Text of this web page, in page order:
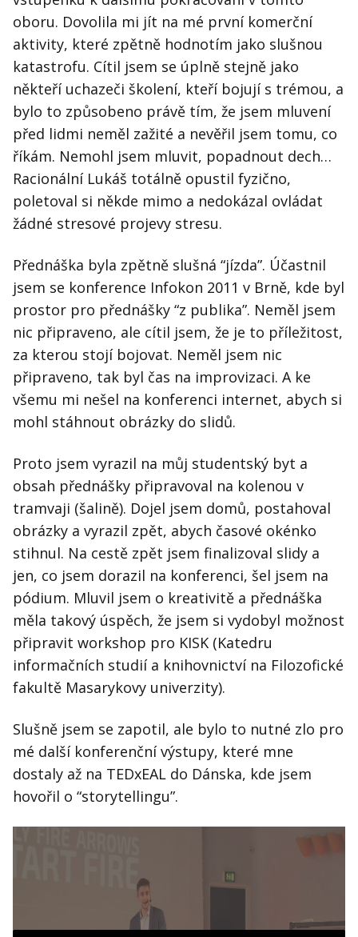
oboru. Dovolila mi jít na mé první komerční
aktivity, které zpětně hodnotím jako slušnou
katastrofu. Cítil jsem se úplně stejně jako
někteří uchazeči školení, kteří bojují s trémou, a
bylo to způsobeno právě tím, že jsem mluvení
před lidmi neměl zažité a nevěřil jsem tomu, co
říkám. Nemohl jsem mluvit, popadnout dech…
Racionální Lukáš totálně opustil fyzično,
poletoval si někde mimo a nedokázal ovládat
žádné stresové projevy stresu.
Přednáška byla zpětně slušná “jízda”. Účastnil
jsem se konference Infokon 2011 v Brně, kde byl
prostor pro přednášky “z publika”. Neměl jsem
nic připraveno, ale cítil jsem, že je to příležitost,
za kterou stojí bojovat. Neměl jsem nic
připraveno, tak byl čas na improvizaci. A ke
všemu mi nešel na konferenci internet, abych si
mohl stáhnout obrázky do slidů.
Proto jsem vyrazil na můj studentský byt a
obsah přednášky připravoval na kolenou v
tramvaji (šalině). Dojel jsem domů, postahoval
obrázky a vyrazil zpět, abych časové okénko
stihnul. Na cestě zpět jsem finalizoval slidy a
jen, co jsem dorazil na konferenci, šel jsem na
pódium. Mluvil jsem o kreativitě a přednáška
měla takový úspěch, že jsem si vydobyl možnost
připravit workshop pro KISK (Katedru
informačních studií a knihovnictví na Filozofické
fakultě Masarykovy univerzity).
Slušně jsem se zapotil, ale bylo to nutné zlo pro
mé další konferenční výstupy, které mne
dostaly až na TEDxEAL do Dánska, kde jsem
hovořil o “storytellingu”.